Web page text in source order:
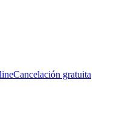
Cancelación gratuita